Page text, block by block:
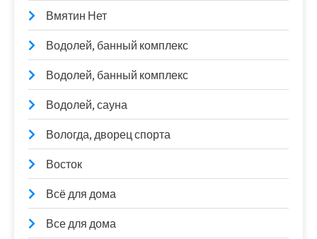
Вмятин Нет
Водолей, банный комплекс
Водолей, банный комплекс
Водолей, сауна
Вологда, дворец спорта
Восток
Всё для дома
Все для дома